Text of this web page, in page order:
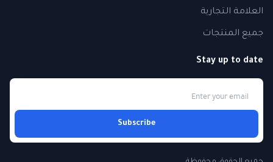
العلامة التجارية
جميع المنتجات
Stay up to date
Subscribe